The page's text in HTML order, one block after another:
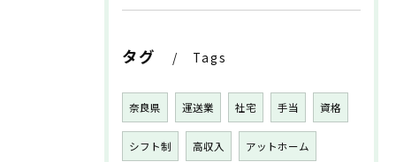
タグ Tags
奈良県 運送業 社宅 手当 資格
シフト制 高収入 アットホーム